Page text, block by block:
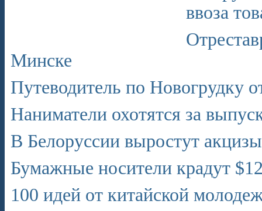
ввоза
Минске
Путеводитель по Новогрудку
Наниматели охотятся за
В Белоруссии выростут
Бумажные носители крадут
100 идей от китайской